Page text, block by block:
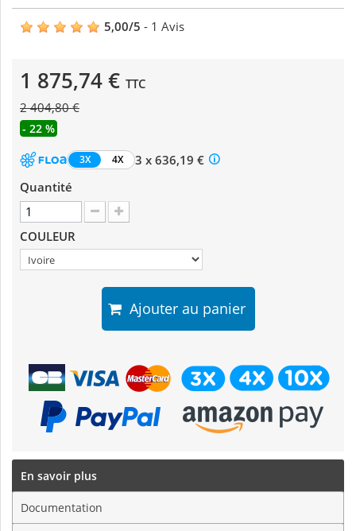
5,00/5 - 1 Avis
1 875,74 € TTC
2 404,80 €
- 22 %
3X 4X
3 x 636,19 €
Quantité
COULEUR
Ajouter au panier
En savoir plus
Documentation